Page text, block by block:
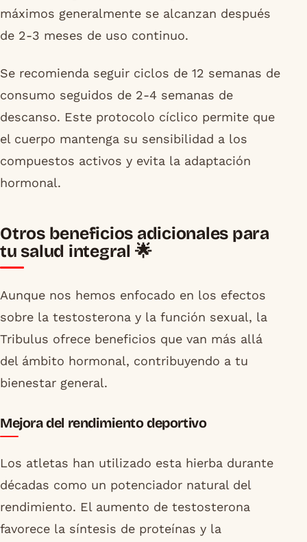
máximos generalmente se alcanzan después
de 2-3 meses de uso continuo.
Se recomienda seguir ciclos de 12 semanas de
consumo seguidos de 2-4 semanas de
descanso. Este protocolo cíclico permite que
el cuerpo mantenga su sensibilidad a los
compuestos activos y evita la adaptación
hormonal.
Otros beneficios adicionales para
tu salud integral 🌟
Aunque nos hemos enfocado en los efectos
sobre la testosterona y la función sexual, la
Tribulus ofrece beneficios que van más allá
del ámbito hormonal, contribuyendo a tu
bienestar general.
Mejora del rendimiento deportivo
Los atletas han utilizado esta hierba durante
décadas como un potenciador natural del
rendimiento. El aumento de testosterona
favorece la síntesis de proteínas y la